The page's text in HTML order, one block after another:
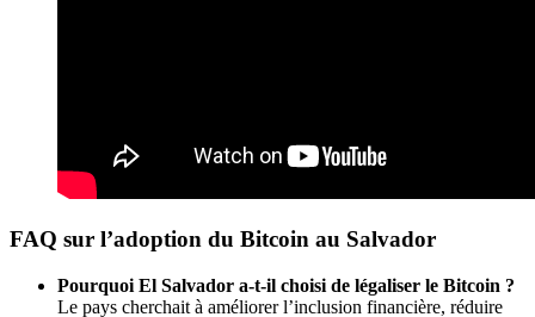
FAQ sur l’adoption du Bitcoin au Salvador
Pourquoi El Salvador a-t-il choisi de légaliser le Bitcoin ?
Le pays cherchait à améliorer l’inclusion financière, réduire